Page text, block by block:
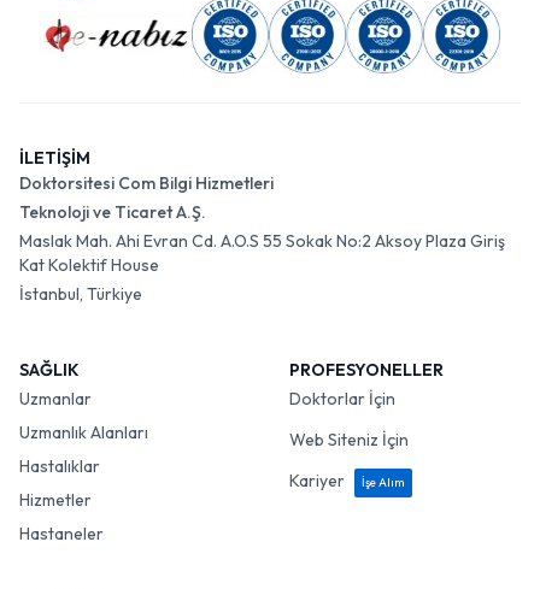
İLETİŞİM
Doktorsitesi Com Bilgi Hizmetleri
Teknoloji ve Ticaret A.Ş.
Maslak Mah. Ahi Evran Cd. A.O.S 55 Sokak No:2 Aksoy Plaza Giriş
Kat Kolektif House
İstanbul, Türkiye
SAĞLIK
Uzmanlar
Uzmanlık Alanları
Hastalıklar
Hizmetler
Hastaneler
PROFESYONELLER
Doktorlar İçin
Web Siteniz İçin
Kariyer
İşe Alım